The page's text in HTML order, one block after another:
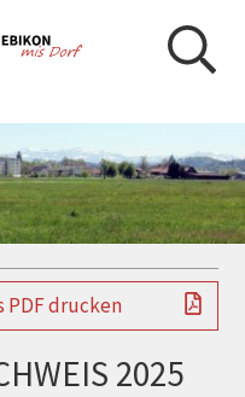
NEBIKON
PDF drucken
2025